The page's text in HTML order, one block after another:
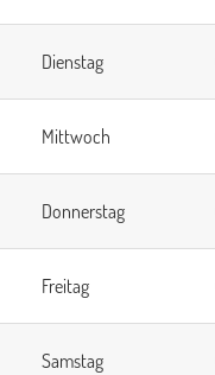
Dienstag
Mittwoch
Donnerstag
Freitag
Samstag